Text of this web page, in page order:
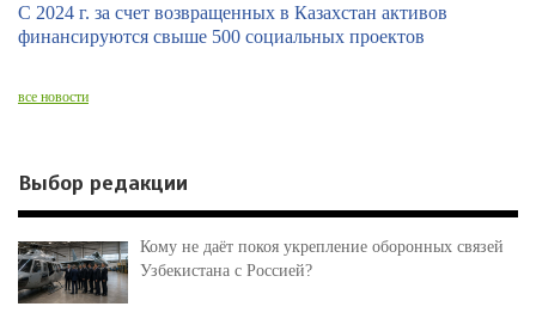
С 2024 г. за счет возвращенных в Казахстан активов
финансируются свыше 500 социальных проектов
все новости
Выбор редакции
Кому не даёт покоя укрепление оборонных связей
Узбекистана с Россией?